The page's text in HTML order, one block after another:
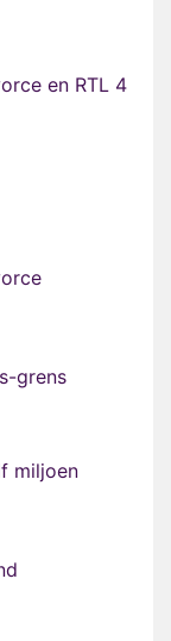
en RTL 4
grens
miljoen